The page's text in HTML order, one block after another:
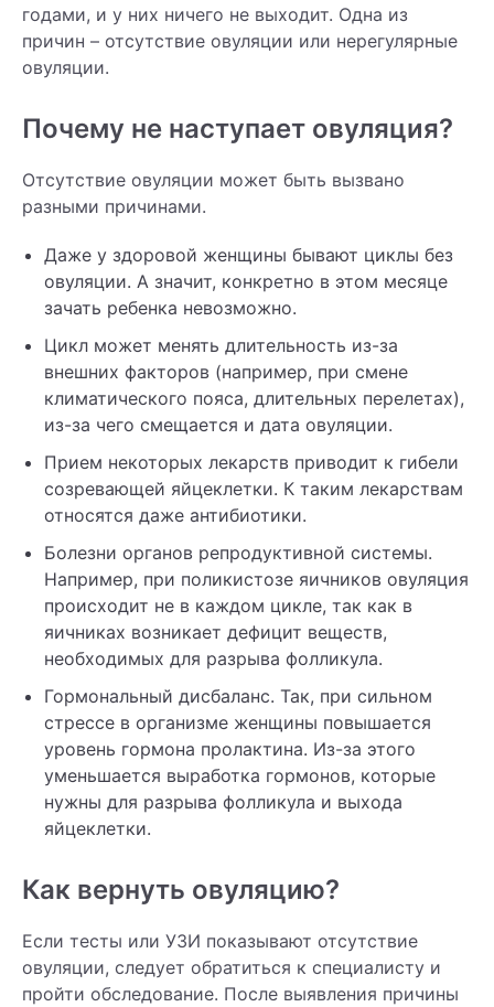
годами, и у них ничего не выходит. Одна из
причин – отсутствие овуляции или нерегулярные
овуляции.
Почему не наступает овуляция?
Отсутствие овуляции может быть вызвано
разными причинами.
Даже у здоровой женщины бывают циклы без
овуляции. А значит, конкретно в этом месяце
зачать ребенка невозможно.
Цикл может менять длительность из-за
внешних факторов (например, при смене
климатического пояса, длительных перелетах),
из-за чего смещается и дата овуляции.
Прием некоторых лекарств приводит к гибели
созревающей яйцеклетки. К таким лекарствам
относятся даже антибиотики.
Болезни органов репродуктивной системы.
Например, при поликистозе яичников овуляция
происходит не в каждом цикле, так как в
яичниках возникает дефицит веществ,
необходимых для разрыва фолликула.
Гормональный дисбаланс. Так, при сильном
стрессе в организме женщины повышается
уровень гормона пролактина. Из-за этого
уменьшается выработка гормонов, которые
нужны для разрыва фолликула и выхода
яйцеклетки.
Как вернуть овуляцию?
Если тесты или УЗИ показывают отсутствие
овуляции, следует обратиться к специалисту и
пройти обследование. После выявления причины